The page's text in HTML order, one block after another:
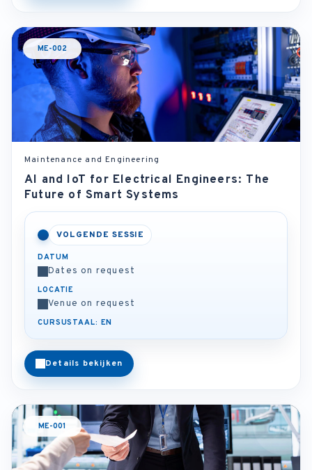
ME-002
Maintenance and Engineering
AI and IoT for Electrical Engineers: The
Future of Smart Systems
VOLGENDE SESSIE
DATUM
Dates on request
LOCATIE
Venue on request
CURSUSTAAL: EN
Details bekijken
ME-001